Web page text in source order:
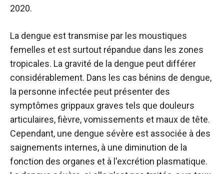
2020.
La dengue est transmise par les moustiques
femelles et est surtout répandue dans les zones
tropicales. La gravité de la dengue peut différer
considérablement. Dans les cas bénins de dengue,
la personne infectée peut présenter des
symptômes grippaux graves tels que douleurs
articulaires, fièvre, vomissements et maux de tête.
Cependant, une dengue sévère est associée à des
saignements internes, à une diminution de la
fonction des organes et à l'excrétion plasmatique.